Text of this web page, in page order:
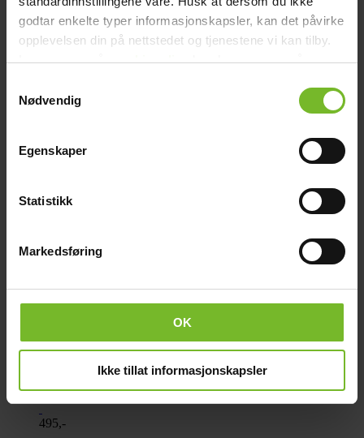
godtar enkelte typer informasjonskapsler, kan det påvirke
opplevelsen din på nettstedet og tjenestene vi kan tilby.
Les mer om vårcookiepolicyher. Les mer om våre
Nødvendig
Egenskaper
Statistikk
Markedsføring
OK
Ikke tillat informasjonskapsler
Askhink Espen
495,-